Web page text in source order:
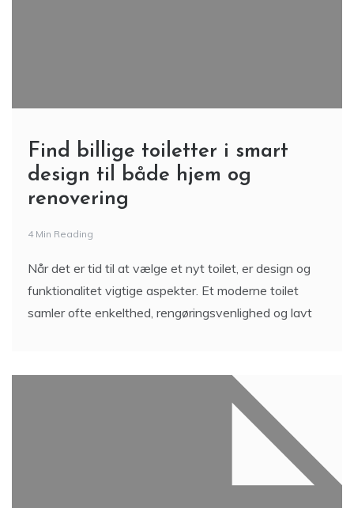
Find billige toiletter i smart
design til både hjem og
renovering
4 Min Reading
Når det er tid til at vælge et nyt toilet, er design og
funktionalitet vigtige aspekter. Et moderne toilet
samler ofte enkelthed, rengøringsvenlighed og lavt